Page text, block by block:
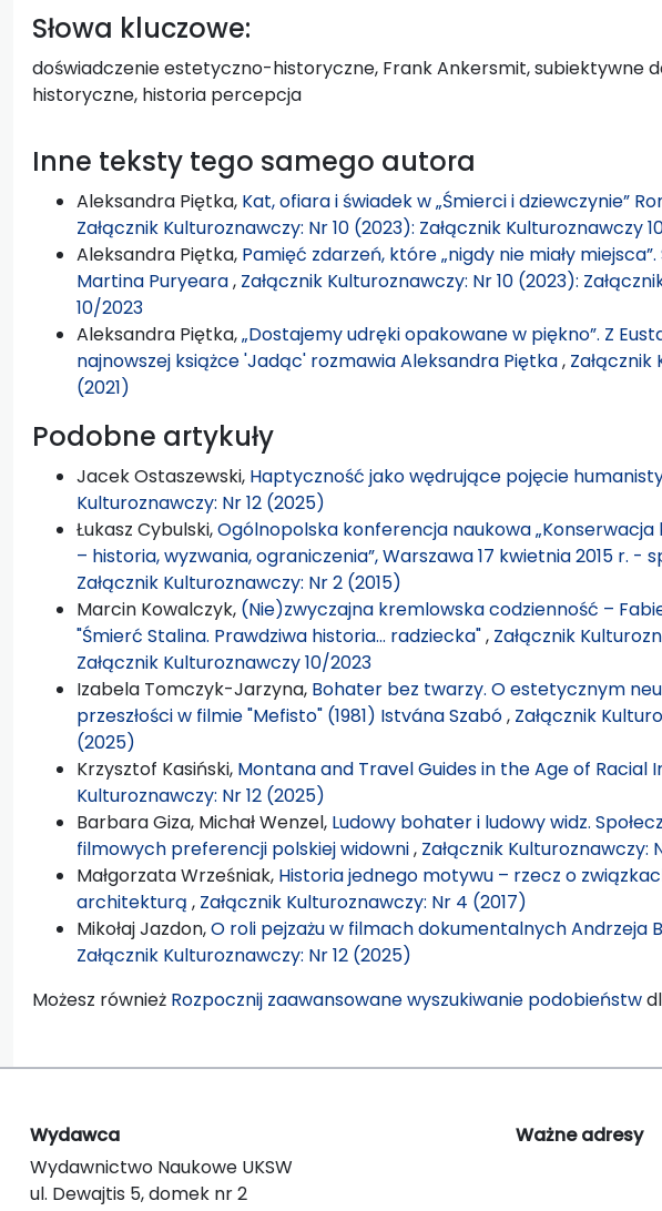
Słowa kluczowe:
doświadczenie estetyczno-historyczne, Frank Ankersmit, subiektywne
historyczne, historia percepcja
Inne teksty tego samego autora
Aleksandra Piętka, Kat, ofiara i świadek w „Śmierci i dziewczynie”
Załącznik Kulturoznawczy: Nr 10 (2023): Załącznik Kulturoznawczy
Aleksandra Piętka, Pamięć zdarzeń, które „nigdy nie miały
Martina Puryeara, Załącznik Kulturoznawczy: Nr 10 (2023):
10/2023
Aleksandra Piętka,„Dostajemy udręki opakowane w piękno”. Z
najnowszej książce 'Jadąc' rozmawia Aleksandra Piętka,
(2021)
Podobne artykuły
Jacek Ostaszewski, Haptyczność jako wędrujące pojęcie
Kulturoznawczy: Nr 12 (2025)
Łukasz Cybulski,Ogólnopolska konferencja naukowa
– historia, wyzwania, ograniczenia”, Warszawa 17 kwietnia 2015 r. -
Załącznik Kulturoznawczy: Nr 2 (2015)
Marcin Kowalczyk, (Nie)zwyczajna kremlowska codzienność –
"Śmierć Stalina. Prawdziwa historia… radziecka", Załącznik
Załącznik Kulturoznawczy 10/2023
Izabela Tomczyk-Jarzyna, Bohater bez twarzy. O estetycznym
przeszłości w filmie "Mefisto" (1981) Istvána Szabó, Załącznik
(2025)
Krzysztof Kasiński, Montana and Travel Guides in the Age of Racial
Kulturoznawczy: Nr 12 (2025)
Barbara Giza, Michał Wenzel, Ludowy bohater i ludowy widz.
filmowych preferencji polskiej widowni, Załącznik Kulturoznawczy:
Małgorzata Wrześniak, Historia jednego motywu – rzecz o
architekturą , Załącznik Kulturoznawczy: Nr 4 (2017)
Mikołaj Jazdon,O roli pejzażu w filmach dokumentalnych Andrzeja
Załącznik Kulturoznawczy: Nr 12 (2025)
Możesz również Rozpocznij zaawansowane wyszukiwanie podobieństw
Wydawca
Wydawnictwo Naukowe UKSW
ul. Dewajtis 5, domek nr 2
Ważne adresy